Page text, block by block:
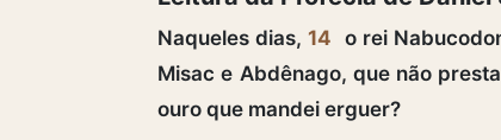
Naqueles dias,14 o rei
Misac e Abdênago, que não
ouro que mandei erguer?